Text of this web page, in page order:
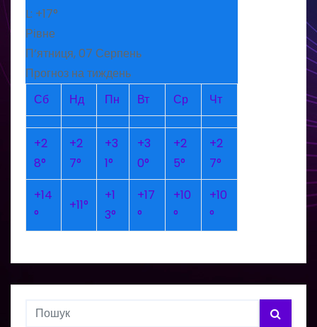
L: +17°
Рівне
П’ятниця, 07 Серпень
Прогноз на тиждень
Сб
Нд Пн Вт Ср Чт
+2
8°
+2
7°
+3
1°
+3
0°
+2
5°
+2
7°
+14
°
+11°
+1
3°
+17
°
+10
°
+10
°